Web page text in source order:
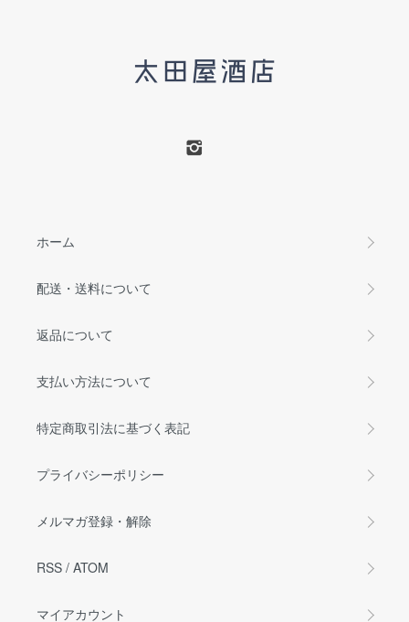
ホーム
配送・送料について
返品について
支払い方法について
特定商取引法に基づく表記
プライバシーポリシー
メルマガ登録・解除
RSS / ATOM
マイアカウント